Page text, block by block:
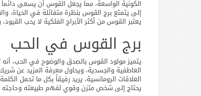
الكونية الواسعة، مما يجعل القوس أن يسعى
إلى يتمتع برج القوس بنظرة متفائلة في الحياة،
يعتبر القوس من أكثر الأبراج الفلكية لا يحب
برج القوس في الحب
يتميز مولود القوس بالصدق والوضوح في الحب،
العاطفية والجسدية، ويحاول معرفة المزيد عن
العلاقات الرومانسية، يريد رفيقاً بكل ما تحمل
يحتاج إلى شخص متزن وقوي لفهم طبيعته وحاجته